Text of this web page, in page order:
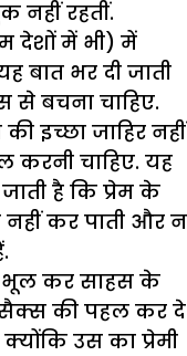
नहीं रहतीं.
देशों में भी) में
बात भर दी जाती
से बचना चाहिए.
इच्छा जाहिर नहीं
करनी चाहिए. यह
है कि प्रेम के
नहीं कर पाती और न
भूल कर साहस के
सैक्स की पहल कर दे
उस का प्रेमी